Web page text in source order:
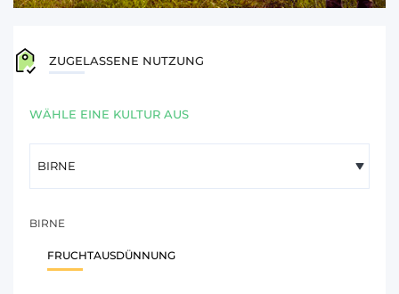
ZUGELASSENE NUTZUNG
WÄHLE EINE KULTUR AUS
BIRNE
FRUCHTAUSDÜNNUNG